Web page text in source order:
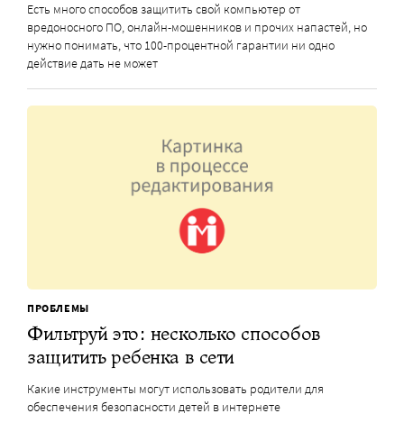
Есть много способов защитить свой компьютер от
вредоносного ПО, онлайн-мошенников и прочих напастей, но
нужно понимать, что 100-процентной гарантии ни одно
действие дать не может
ПРОБЛЕМЫ
Фильтруй это: несколько способов
защитить ребенка в сети
Какие инструменты могут использовать родители для
обеспечения безопасности детей в интернете